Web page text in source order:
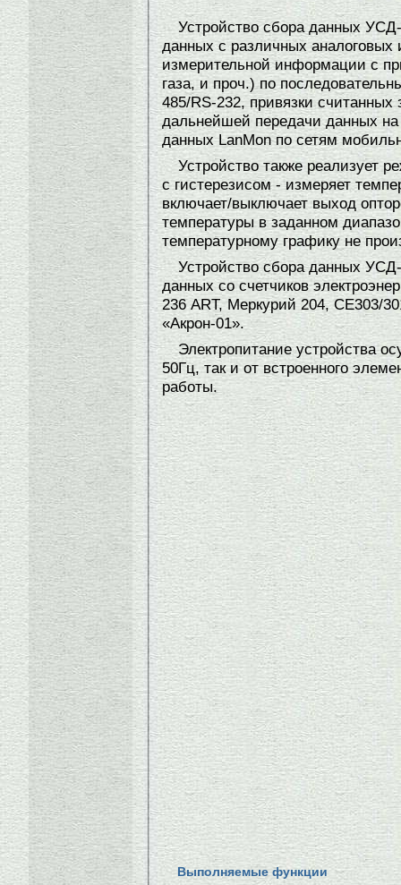
Устройство сбора данных
данных с различных
измерительной информации с
газа, и проч.) по
485/RS-232, привязки
дальнейшей передачи данных
данных LanMon по сетям
Устройство также реализует
с гистерезисом - измеряет
включает/выключает выход
температуры в заданном
температурному графику не
Устройство сбора данных
данных со счетчиков
236 ART, Меркурий 204, СЕ303/
«Акрон-01».
Электропитание устройства
50Гц, так и от встроенного
работы.
Выполняемые функции